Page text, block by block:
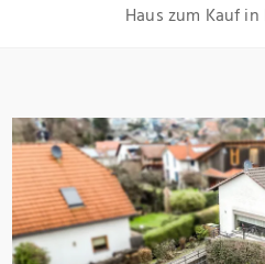
Haus zum Kauf